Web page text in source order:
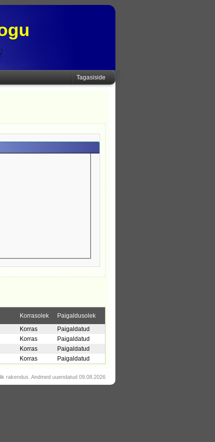
Tagasiside
Korrasolek
Paigaldusolek
Korras
Paigaldatud
Korras
Paigaldatud
Korras
Paigaldatud
Korras Paigaldatud
rakendus. Andmed uuendatud 09.08.2026